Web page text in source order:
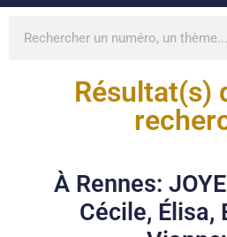
Résultat(s)
À Rennes:
Cécile, Élisa,